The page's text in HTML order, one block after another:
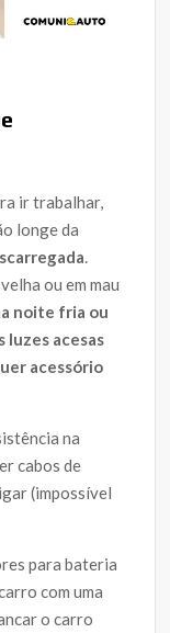
ir trabalhar,
longe da
.
ou em mau
noite fria ou
luzes acesas
acessório
na
cabos de
(impossível
para bateria
com uma
o carro